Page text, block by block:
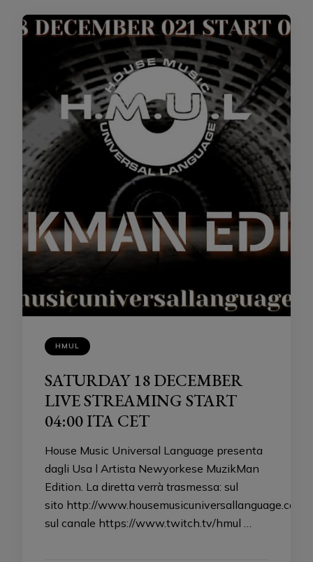
HMUL
SATURDAY 18 DECEMBER
LIVE STREAMING START
04:00 ITA CET
House Music Universal Language presenta
dagli Usa l Artista Newyorkese MuzikMan
Edition. La diretta verrà trasmessa: sul
sito http://www.housemusicuniversallanguage.com
sul canale https://www.twitch.tv/hmul …